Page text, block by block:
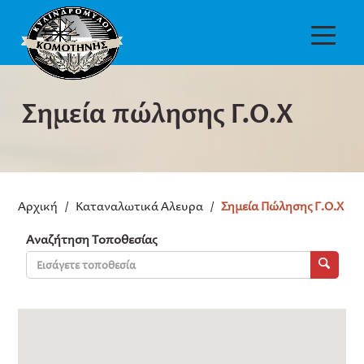
Σημεία πώλησης Γ.Ο.Χ
Αρχική / Καταναλωτικά Άλευρα /Σημεία Πώλησης Γ.Ο.Χ
Αναζήτηση Τοποθεσίας